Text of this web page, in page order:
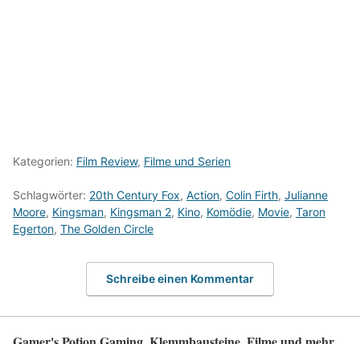
Kategorien: Film Review, Filme und Serien
Schlagwörter: 20th Century Fox, Action, Colin Firth, Julianne
Moore, Kingsman, Kingsman 2, Kino, Komödie, Movie, Taron
Egerton, The Golden Circle
Schreibe einen Kommentar